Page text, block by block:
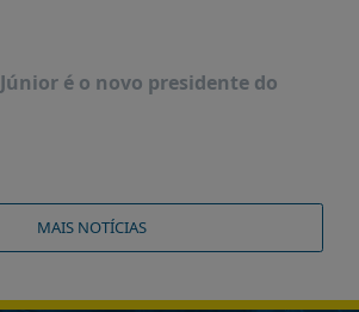
é o novo presidente do
MAIS NOTÍCIAS